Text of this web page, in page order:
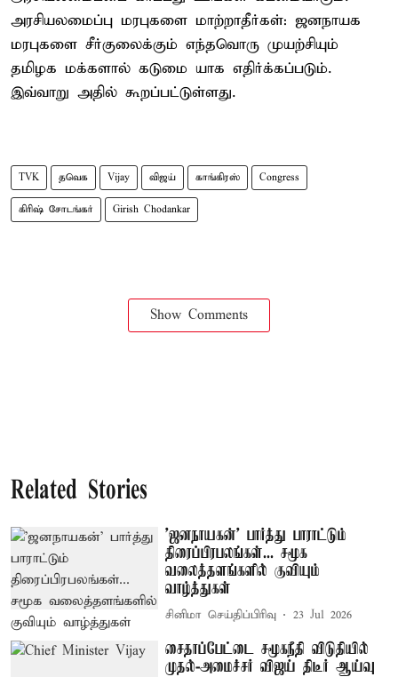
அரசியலமைப்பு மரபுகளை மாற்றாதீர்கள்: ஜனநாயக
மரபுகளை சீர்குலைக்கும் எந்தவொரு முயற்சியும்
தமிழக மக்களால் கடுமை யாக எதிர்க்கப்படும்.
இவ்வாறு அதில் கூறப்பட்டுள்ளது.
TVK தவெக Vijay விஜய் காங்கிரஸ் Congress
கிரிஷ் சோடங்கர் Girish Chodankar
Show Comments
Related Stories
'ஜனநாயகன்' பார்த்து பாராட்டும்
திரைப்பிரபலங்கள்... சமூக
வலைத்தளங்களில் குவியும்
வாழ்த்துகள்
சினிமா செய்திப்பிரிவு 23 Jul 2026
சைதாப்பேட்டை சமூகநீதி விடுதியில்
முதல்-அமைச்சர் விஜய் திடீர் ஆய்வு